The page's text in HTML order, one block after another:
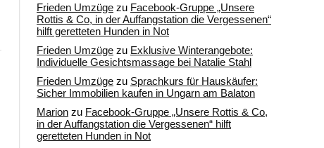
Frieden Umzüge zu Facebook-Gruppe „Unsere
Rottis & Co, in der Auffangstation die Vergessenen“
hilft geretteten Hunden in Not
Frieden Umzüge zu Exklusive Winterangebote:
Individuelle Gesichtsmassage bei Natalie Stahl
Frieden Umzüge zu Sprachkurs für Hauskäufer:
Sicher Immobilien kaufen in Ungarn am Balaton
Marion zu Facebook-Gruppe „Unsere Rottis & Co,
in der Auffangstation die Vergessenen“ hilft
geretteten Hunden in Not